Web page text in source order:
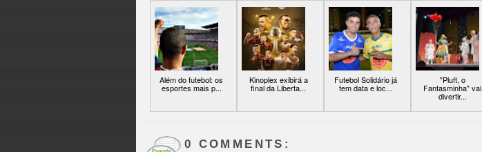
Além do futebol: os
esportes mais p...
Kinoplex exibirá a
final da Liberta...
Futebol Solidário já
tem data e loc...
"Pluft, o
Fantasminha" vai
divertir...
0 COMMENTS: